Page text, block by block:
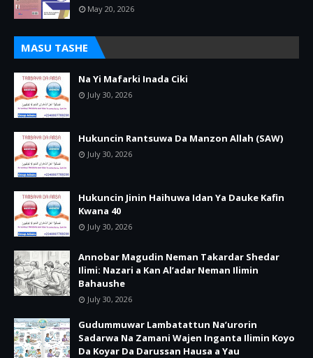
May 20, 2026
MASU TASHE
Na Yi Mafarki Inada Ciki
July 30, 2026
Hukuncin Rantsuwa Da Manzon Allah (SAW)
July 30, 2026
Hukuncin Jinin Haihuwa Idan Ya Dauke Kafin
Kwana 40
July 30, 2026
Annobar Magudin Neman Takardar Shedar
Ilimi: Nazari a Kan Al’adar Neman Ilimin
Bahaushe
July 30, 2026
Gudummuwar Lambatattun Na’urorin
Sadarwa Na Zamani Wajen Inganta Ilimin Koyo
Da Koyar Da Darussan Hausa a Yau